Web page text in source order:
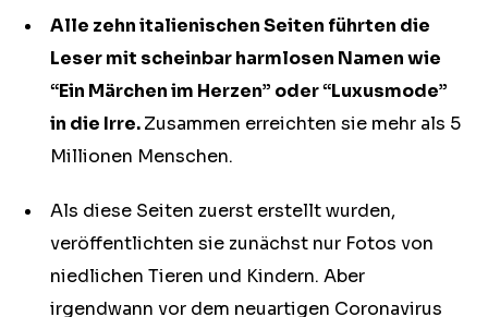
Alle zehn italienischen Seiten führten die
Leser mit scheinbar harmlosen Namen wie
“Ein Märchen im Herzen” oder “Luxusmode”
in die Irre.Zusammen erreichten sie mehr als 5
Millionen Menschen.
Als diese Seiten zuerst erstellt wurden,
veröffentlichten sie zunächst nur Fotos von
niedlichen Tieren und Kindern. Aber
irgendwann vor dem neuartigen Coronavirus